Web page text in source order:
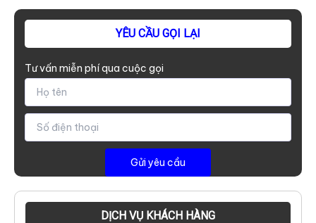
YÊU CẦU GỌI LẠI
Tư vấn miễn phí qua cuộc gọi
DỊCH VỤ KHÁCH HÀNG